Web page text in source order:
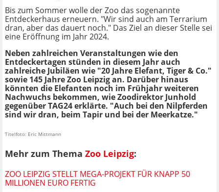
Bis zum Sommer wolle der Zoo das sogenannte
Entdeckerhaus erneuern. "Wir sind auch am Terrarium
dran, aber das dauert noch." Das Ziel an dieser Stelle sei
eine Eröffnung im Jahr 2024.
Neben zahlreichen Veranstaltungen wie den
Entdeckertagen stünden in diesem Jahr auch
zahlreiche Jubiläen wie "20 Jahre Elefant, Tiger & Co."
sowie 145 Jahre Zoo Leipzig an. Darüber hinaus
könnten die Elefanten noch im Frühjahr weiteren
Nachwuchs bekommen, wie Zoodirektor Junhold
gegenüber TAG24 erklärte. "Auch bei den Nilpferden
sind wir dran, beim Tapir und bei der Meerkatze."
Titelfoto: Eric Mittmann
Mehr zum Thema Zoo Leipzig:
ZOO LEIPZIG STELLT MEGA-PROJEKT FÜR KNAPP 50
MILLIONEN EURO FERTIG